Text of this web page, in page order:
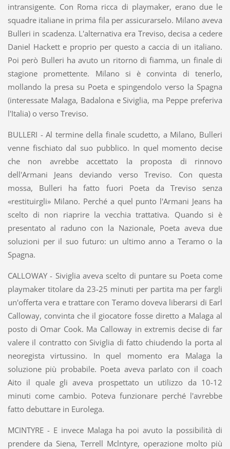
intransigente. Con Roma ricca di playmaker, erano due le
squadre italiane in prima fila per assicurarselo. Milano aveva
Bulleri in scadenza. L'alternativa era Treviso, decisa a cedere
Daniel Hackett e proprio per questo a caccia di un italiano.
Poi però Bulleri ha avuto un ritorno di fiamma, un finale di
stagione promettente. Milano si è convinta di tenerlo,
mollando la presa su Poeta e spingendolo verso la Spagna
(interessate Malaga, Badalona e Siviglia, ma Peppe preferiva
l'Italia) o verso Treviso.
BULLERI - Al termine della finale scudetto, a Milano, Bulleri
venne fischiato dal suo pubblico. In quel momento decise
che non avrebbe accettato la proposta di rinnovo
dell'Armani Jeans deviando verso Treviso. Con questa
mossa, Bulleri ha fatto fuori Poeta da Treviso senza
«restituirgli» Milano. Perché a quel punto l'Armani Jeans ha
scelto di non riaprire la vecchia trattativa. Quando si è
presentato al raduno con la Nazionale, Poeta aveva due
soluzioni per il suo futuro: un ultimo anno a Teramo o la
Spagna.
CALLOWAY - Siviglia aveva scelto di puntare su Poeta come
playmaker titolare da 23-25 minuti per partita ma per fargli
un'offerta vera e trattare con Teramo doveva liberarsi di Earl
Calloway, convinta che il giocatore fosse diretto a Malaga al
posto di Omar Cook. Ma Calloway in extremis decise di far
valere il contratto con Siviglia di fatto chiudendo la porta al
neoregista virtussino. In quel momento era Malaga la
soluzione più probabile. Poeta aveva parlato con il coach
Aito il quale gli aveva prospettato un utilizzo da 10-12
minuti come cambio. Poteva funzionare perché l'avrebbe
fatto debuttare in Eurolega.
MCINTYRE - E invece Malaga ha poi avuto la possibilità di
prendere da Siena, Terrell Mclntyre, operazione molto più